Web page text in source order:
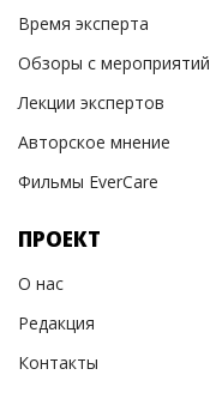
Время эксперта
Обзоры с мероприятий
Лекции экспертов
Авторское мнение
Фильмы EverCare
ПРОЕКТ
О нас
Редакция
Контакты